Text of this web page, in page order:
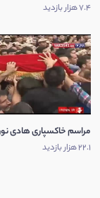
7.4 هزار بازدید
مراسم خاکسپاری هادی
22.1 هزار بازدید